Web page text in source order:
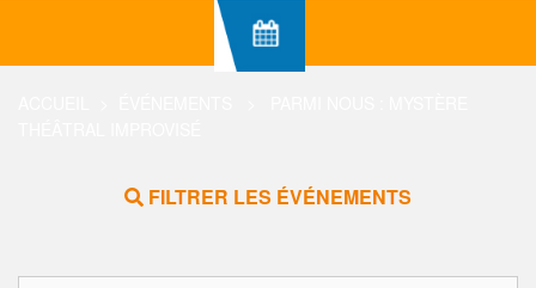
FILTRER LES ÉVÉNEMENTS